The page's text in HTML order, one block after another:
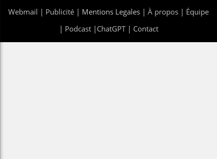
Webmail | Publicité | Mentions Legales | À propos | Équipe
| Podcast| ChatGPT| Contact